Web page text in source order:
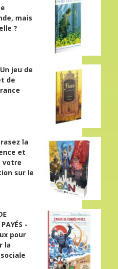
mais
?
jeu de
de
la
et
votre
sur le
-
pour
la